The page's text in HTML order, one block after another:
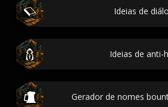
Ideias de
Ideias de anti-
Gerador de nomes